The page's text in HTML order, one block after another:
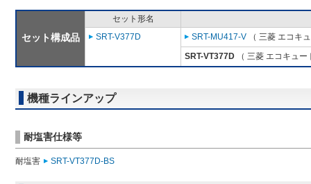
セット構成品
セット形名
SRT-V377D
SRT-MU417-V （ 三菱 エコキ
SRT-VT377D （ 三菱 エコキュ
機種ラインアップ
耐塩害仕様等
耐塩害 SRT-VT377D-BS